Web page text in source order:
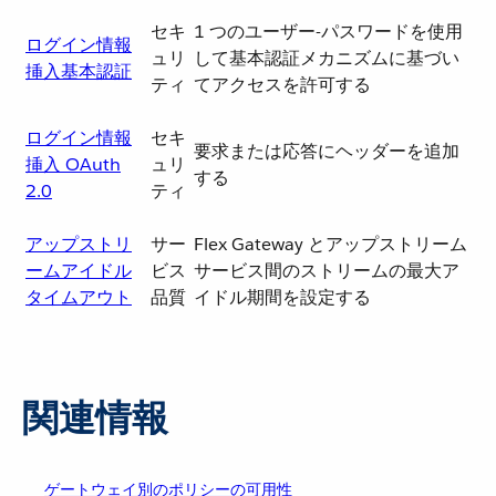
ログイン情報
挿入基本認証
セキ
ュリ
ティ
1 つのユーザー-パスワードを使用
して基本認証メカニズムに基づい
てアクセスを許可する
ログイン情報
挿入 OAuth
2.0
セキ
ュリ
ティ
要求または応答にヘッダーを追加
する
アップストリ
ームアイドル
タイムアウト
サー
ビス
品質
Flex Gateway とアップストリーム
サービス間のストリームの最大ア
イドル期間を設定する
関連情報
ゲートウェイ別のポリシーの可用性